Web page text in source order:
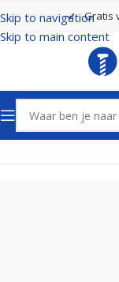
Skip to navigation
Skip to main content
Gratis
Home Boren SDS